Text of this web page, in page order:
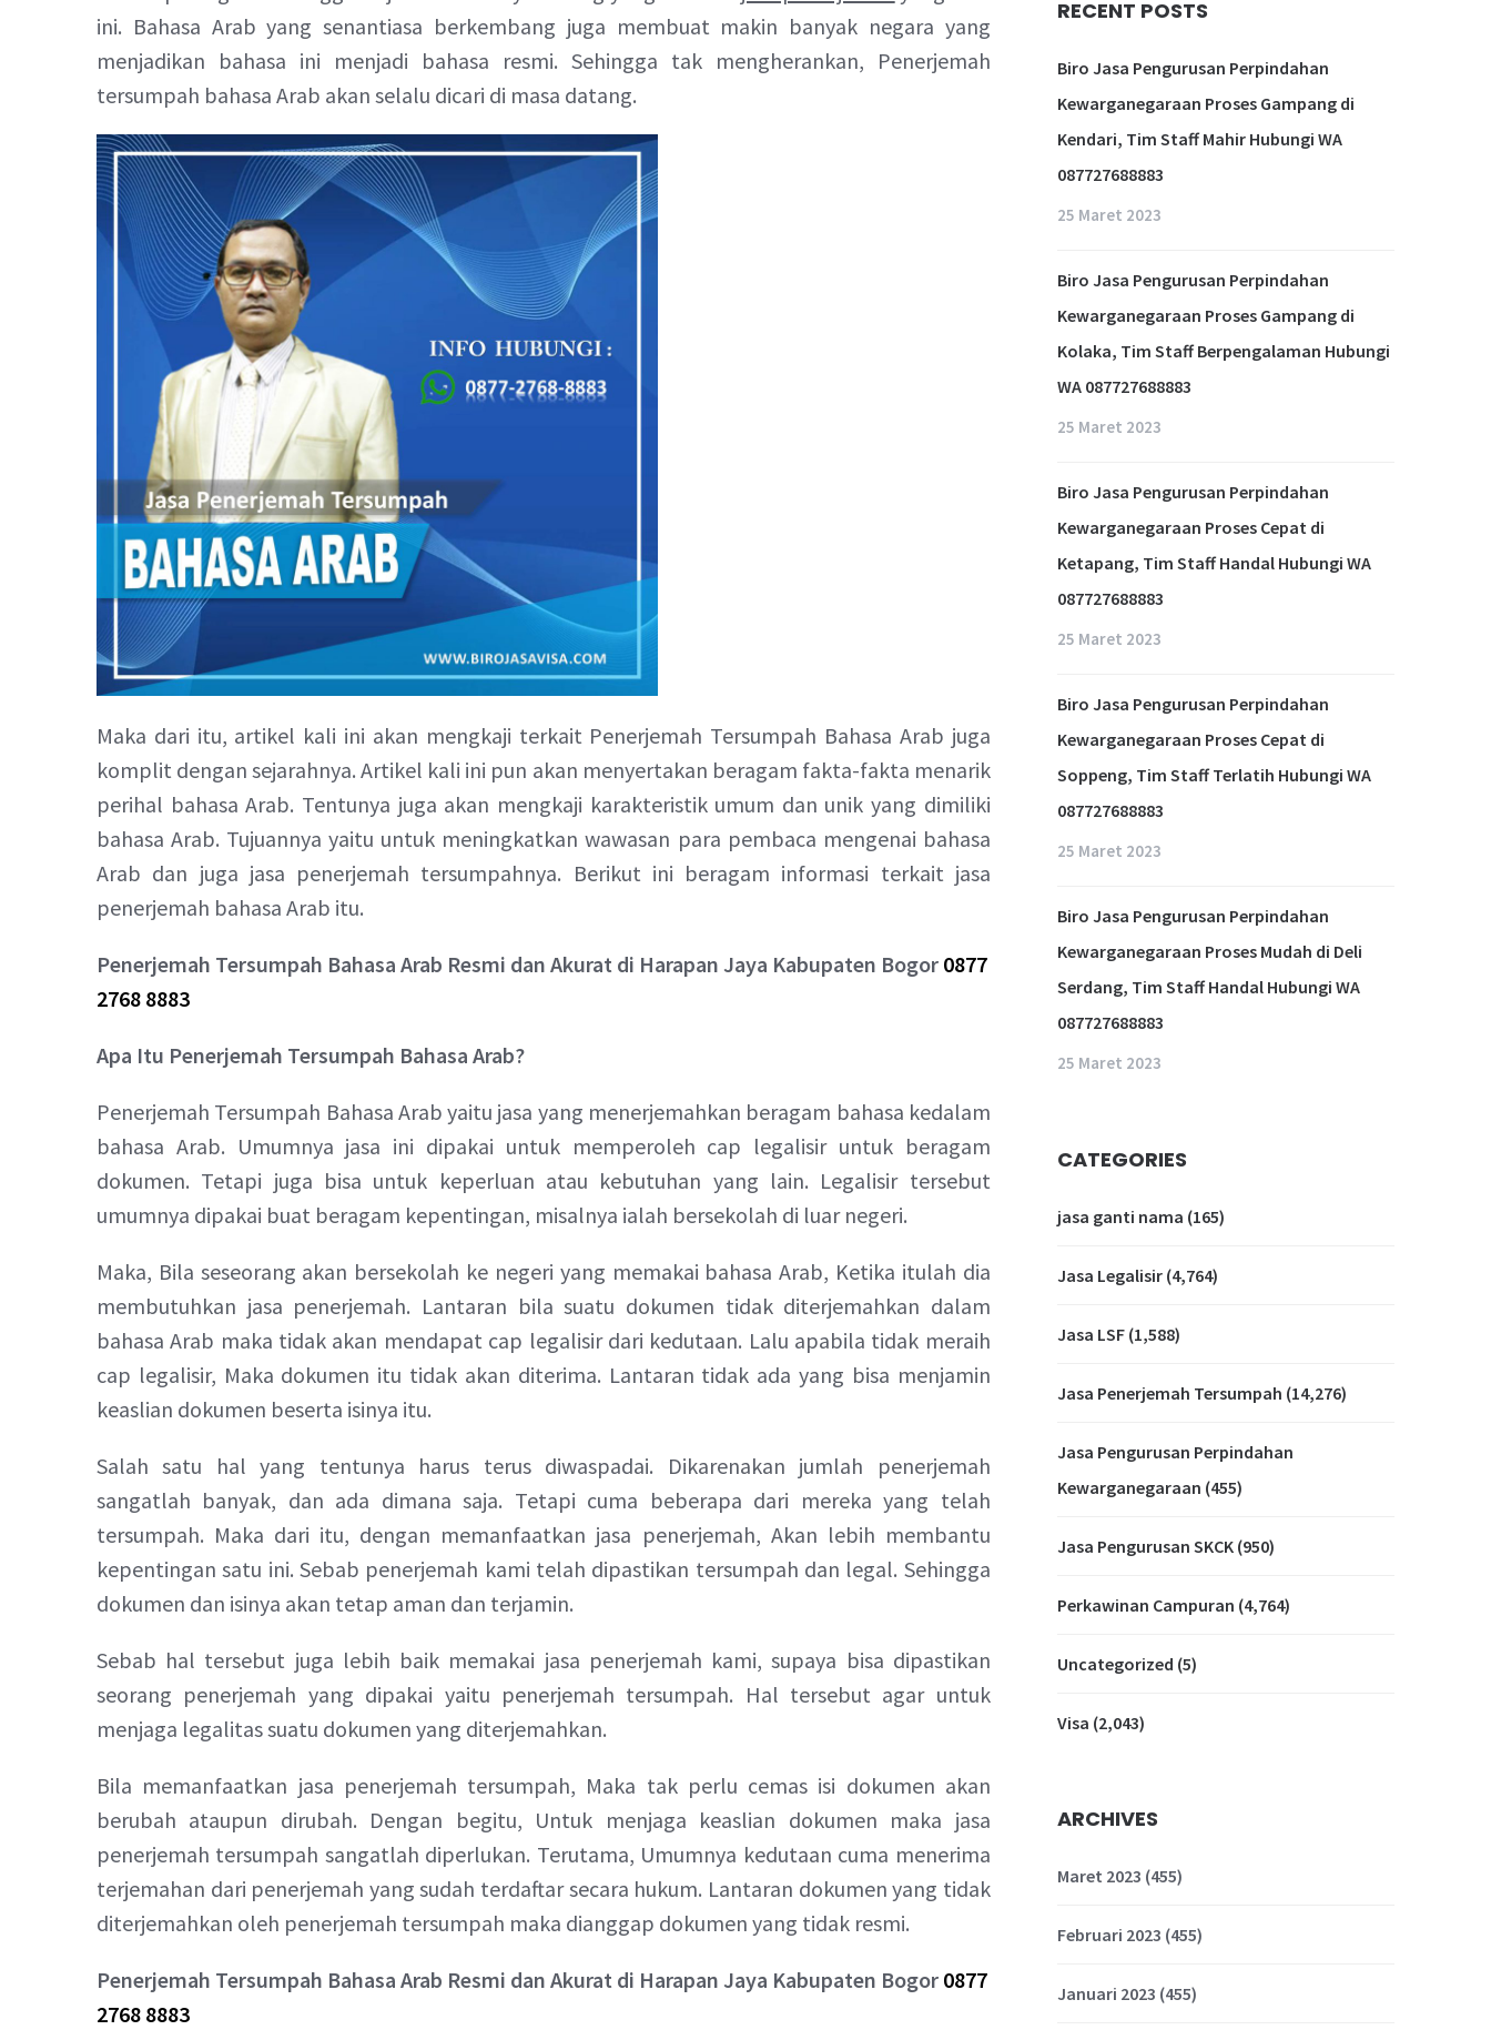
ini. Bahasa Arab yang senantiasa berkembang juga membuat makin banyak negara yang
menjadikan bahasa ini menjadi bahasa resmi. Sehingga tak mengherankan, Penerjemah
tersumpah bahasa Arab akan selalu dicari di masa datang.
Maka dari itu, artikel kali ini akan mengkaji terkait Penerjemah Tersumpah Bahasa Arab juga
komplit dengan sejarahnya. Artikel kali ini pun akan menyertakan beragam fakta-fakta menarik
perihal bahasa Arab. Tentunya juga akan mengkaji karakteristik umum dan unik yang dimiliki
bahasa Arab. Tujuannya yaitu untuk meningkatkan wawasan para pembaca mengenai bahasa
Arab dan juga jasa penerjemah tersumpahnya. Berikut ini beragam informasi terkait jasa
penerjemah bahasa Arab itu.
Penerjemah Tersumpah Bahasa Arab Resmi dan Akurat di Harapan Jaya Kabupaten Bogor 0877
2768 8883
Apa Itu Penerjemah Tersumpah Bahasa Arab?
Penerjemah Tersumpah Bahasa Arab yaitu jasa yang menerjemahkan beragam bahasa kedalam
bahasa Arab. Umumnya jasa ini dipakai untuk memperoleh cap legalisir untuk beragam
dokumen. Tetapi juga bisa untuk keperluan atau kebutuhan yang lain. Legalisir tersebut
umumnya dipakai buat beragam kepentingan, misalnya ialah bersekolah di luar negeri.
Maka, Bila seseorang akan bersekolah ke negeri yang memakai bahasa Arab, Ketika itulah dia
membutuhkan jasa penerjemah. Lantaran bila suatu dokumen tidak diterjemahkan dalam
bahasa Arab maka tidak akan mendapat cap legalisir dari kedutaan. Lalu apabila tidak meraih
cap legalisir, Maka dokumen itu tidak akan diterima. Lantaran tidak ada yang bisa menjamin
keaslian dokumen beserta isinya itu.
Salah satu hal yang tentunya harus terus diwaspadai. Dikarenakan jumlah penerjemah
sangatlah banyak, dan ada dimana saja. Tetapi cuma beberapa dari mereka yang telah
tersumpah. Maka dari itu, dengan memanfaatkan jasa penerjemah, Akan lebih membantu
kepentingan satu ini. Sebab penerjemah kami telah dipastikan tersumpah dan legal. Sehingga
dokumen dan isinya akan tetap aman dan terjamin.
Sebab hal tersebut juga lebih baik memakai jasa penerjemah kami, supaya bisa dipastikan
seorang penerjemah yang dipakai yaitu penerjemah tersumpah. Hal tersebut agar untuk
menjaga legalitas suatu dokumen yang diterjemahkan.
Bila memanfaatkan jasa penerjemah tersumpah, Maka tak perlu cemas isi dokumen akan
berubah ataupun dirubah. Dengan begitu, Untuk menjaga keaslian dokumen maka jasa
penerjemah tersumpah sangatlah diperlukan. Terutama, Umumnya kedutaan cuma menerima
terjemahan dari penerjemah yang sudah terdaftar secara hukum. Lantaran dokumen yang tidak
diterjemahkan oleh penerjemah tersumpah maka dianggap dokumen yang tidak resmi.
Penerjemah Tersumpah Bahasa Arab Resmi dan Akurat di Harapan Jaya Kabupaten Bogor 0877
2768 8883
RECENT POSTS
Biro Jasa Pengurusan Perpindahan
Kewarganegaraan Proses Gampang di
Kendari, Tim Staff Mahir Hubungi WA
087727688883
25 Maret 2023
Biro Jasa Pengurusan Perpindahan
Kewarganegaraan Proses Gampang di
Kolaka, Tim Staff Berpengalaman Hubungi
WA 087727688883
25 Maret 2023
Biro Jasa Pengurusan Perpindahan
Kewarganegaraan Proses Cepat di
Ketapang, Tim Staff Handal Hubungi WA
087727688883
25 Maret 2023
Biro Jasa Pengurusan Perpindahan
Kewarganegaraan Proses Cepat di
Soppeng, Tim Staff Terlatih Hubungi WA
087727688883
25 Maret 2023
Biro Jasa Pengurusan Perpindahan
Kewarganegaraan Proses Mudah di Deli
Serdang, Tim Staff Handal Hubungi WA
087727688883
25 Maret 2023
CATEGORIES
jasa ganti nama (165)
Jasa Legalisir(4,764)
Jasa LSF(1,588)
Jasa Penerjemah Tersumpah (14,276)
Jasa Pengurusan Perpindahan
Kewarganegaraan (455)
Jasa Pengurusan SKCK(950)
Perkawinan Campuran (4,764)
Uncategorized (5)
Visa (2,043)
ARCHIVES
Maret 2023 (455)
Februari 2023 (455)
Januari 2023 (455)